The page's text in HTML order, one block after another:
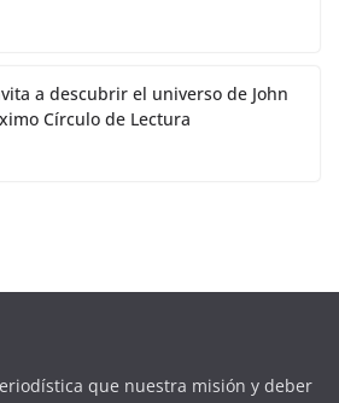
a descubrir el universo de John
Círculo de Lectura
que nuestra misión y deber